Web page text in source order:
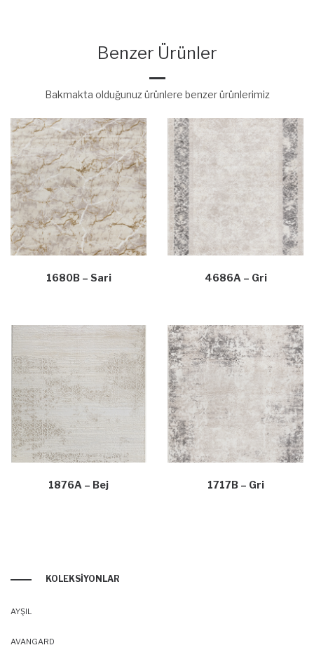
Benzer Ürünler
Bakmakta olduğunuz ürünlere benzer ürünlerimiz
1680B – Sari 4686A – Gri
1876A – Bej 1717B – Gri
KOLEKSIYONLAR
AYŞIL
AVANGARD